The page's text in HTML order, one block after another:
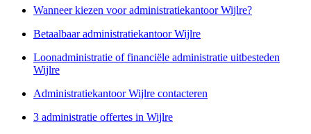
Wanneer kiezen voor administratiekantoor Wijlre?
Betaalbaar administratiekantoor Wijlre
Loonadministratie of financiële administratie uitbesteden
Wijlre
Administratiekantoor Wijlre contacteren
3 administratie offertes in Wijlre